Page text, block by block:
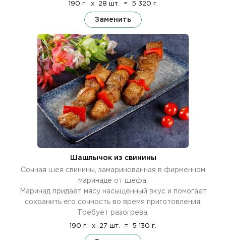
190 г. x 28 шт. = 5 320 г.
Заменить
Шашлычок из свинины
Сочная шея свинины, замаринованная в фирменном
маринаде от шефа.
Маринад придаёт мясу насыщенный вкус и помогает
сохранить его сочность во время приготовления.
Требует разогрева.
190 г. x 27 шт. = 5 130 г.